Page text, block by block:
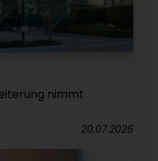
nimmt
20.07.2026